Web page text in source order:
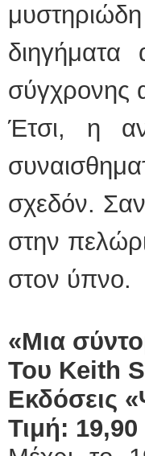
διηγήματα
σύγχρονης
Έτσι, η
σχεδόν.
στην
στον ύπνο.
«Μια
Του Keith
Εκδόσεις
Τιμή: